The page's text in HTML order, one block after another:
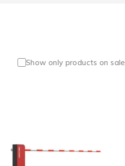
Show only products on sale